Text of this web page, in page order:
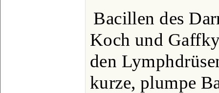
Bacillen des
Koch und
den
kurze, plumpe